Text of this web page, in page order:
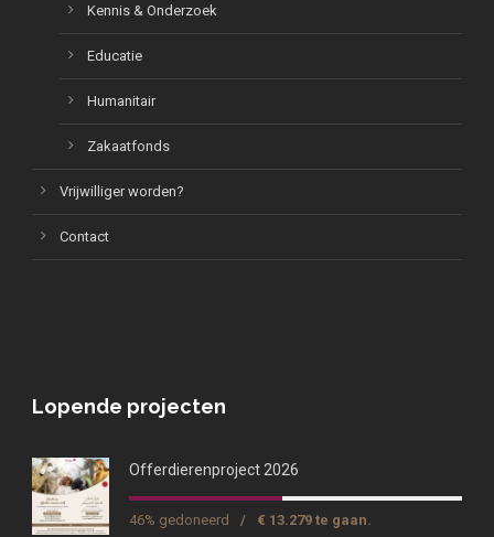
Kennis & Onderzoek
Educatie
Humanitair
Zakaatfonds
Vrijwilliger worden?
Contact
Lopende projecten
Offerdierenproject 2026
46% gedoneerd / € 13.279 te gaan.